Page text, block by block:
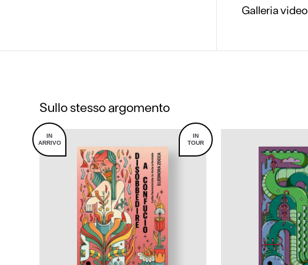
Galleria video
Sullo stesso argomento
IN
ARRIVO
IN
TOUR